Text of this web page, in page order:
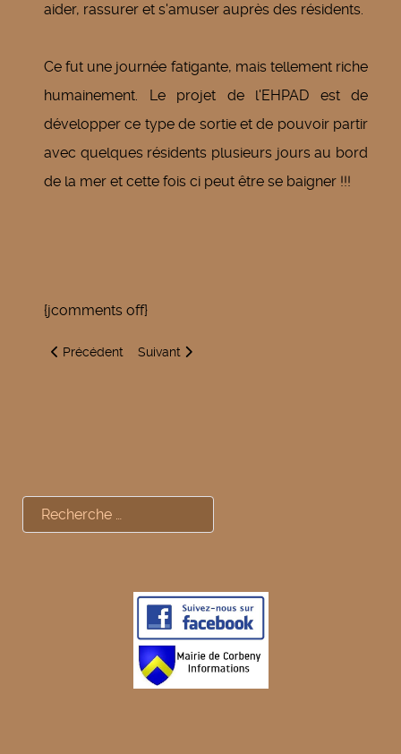
aider, rassurer et s'amuser auprès des résidents.
Ce fut une journée fatigante, mais tellement riche
humainement. Le projet de l'EHPAD est de
développer ce type de sortie et de pouvoir partir
avec quelques résidents plusieurs jours au bord
de la mer et cette fois ci peut être se baigner !!!
{jcomments off}
Article précédent : Mot du Maire
Précédent Article suivant : Rénovation RD1044 route de
Suivant
Rechercher